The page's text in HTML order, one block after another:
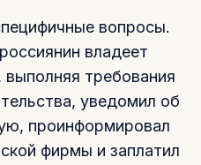
вопросы.
владеет
выполняя требования
уведомил об
проинформировал
фирмы и заплатил